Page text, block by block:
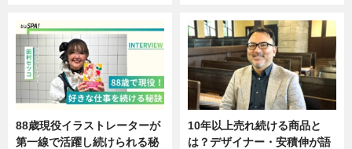
88歳現役イラストレーターが
第一線で活躍し続けられる秘
10年以上売れ続ける商品と
は？デザイナー・安積伸が語